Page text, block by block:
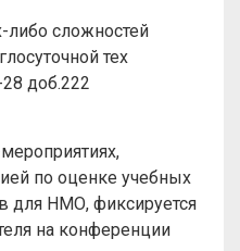
либо сложностей
тех
доб.222
по оценке учебных
для НМО, фиксируется
на конференции